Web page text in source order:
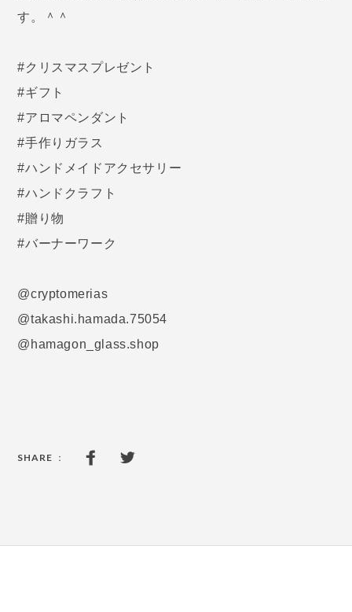
す。＾＾
#クリスマスプレゼント
#ギフト
#アロマペンダント
#手作りガラス
#ハンドメイドアクセサリー
#ハンドクラフト
#贈り物
#バーナーワーク
@cryptomerias
@takashi.hamada.75054
@hamagon_glass.shop